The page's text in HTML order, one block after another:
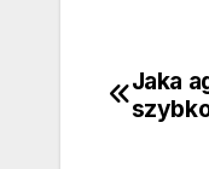
Jaka